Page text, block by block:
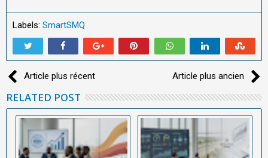
Labels: SmartSMQ
Article plus récent Article plus ancien
RELATED POST